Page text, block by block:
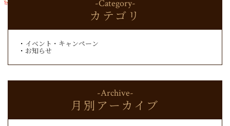
-Category-
カテゴリ
イベント・キャンペーン
お知らせ
-Archive-
月別アーカイブ